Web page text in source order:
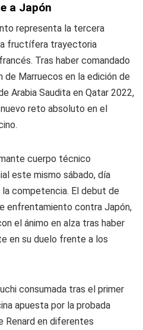
a Japón
representa la tercera
fructífera trayectoria
Tras haber comandado
Marruecos en la edición de
Arabia Saudita en Qatar 2022,
reto absoluto en el
cuerpo técnico
este mismo sábado, día
competencia. El debut de
enfrentamiento contra Japón,
el ánimo en alza tras haber
en su duelo frente a los
consumada tras el primer
apuesta por la probada
Renard en diferentes